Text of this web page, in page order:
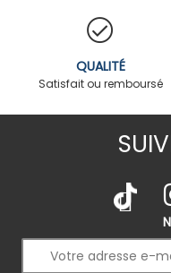
QUALITÉ
Satisfait ou remboursé